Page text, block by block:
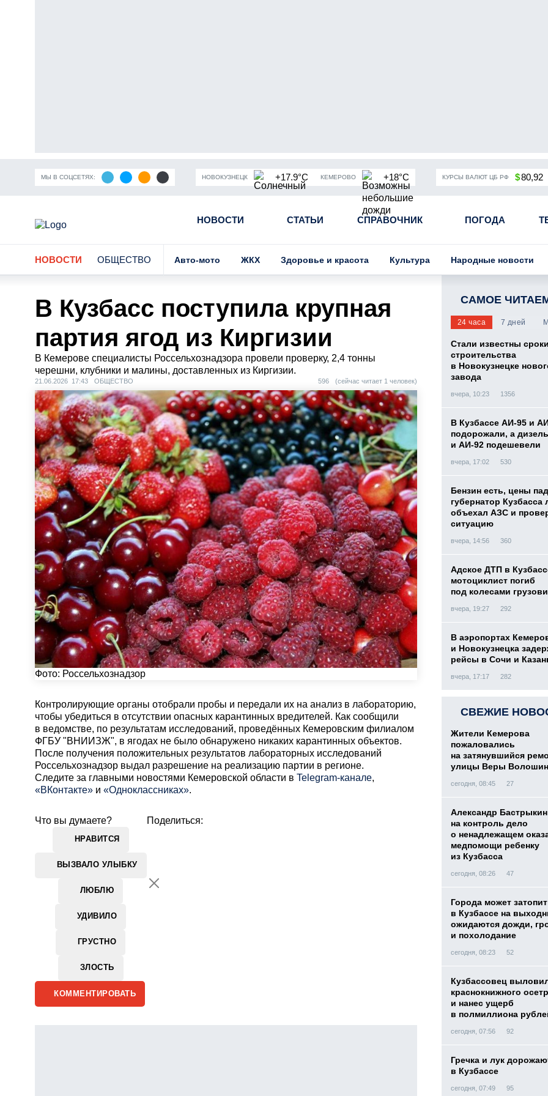
МЫ В СОЦСЕТЯХ: НОВОКУЗНЕЦК +17.9°C КЕМЕРОВО +18°C КУРСЫ ВАЛЮТ ЦБ РФ $80,92
НОВОСТИ СТАТЬИ СПРАВОЧНИК ПОГОДА
Кузбасса Пандемия коронавирусной инфекции Частичная мобилизация в России Угольная промышленность
НОВОСТИ ОБЩЕСТВО Авто-мото ЖКХ Здоровье и красота Культура Народные новости
В Кузбасс поступила крупная
партия ягод из Киргизии
В Кемерове специалисты Россельхознадзора провели проверку, 2,4 тонны
черешни, клубники и малины, доставленных из Киргизии.
21.06.2026 17:43 ОБЩЕСТВО 596 (сейчас читает 1 человек)
Фото: Россельхознадзор
Контролирующие органы отобрали пробы и передали их на анализ в лабораторию,
чтобы убедиться в отсутствии опасных карантинных вредителей. Как сообщили
в ведомстве, по результатам исследований, проведённых Кемеровским филиалом
ФГБУ "ВНИИЗЖ", в ягодах не было обнаружено никаких карантинных объектов.
После получения положительных результатов лабораторных исследований
Россельхознадзор выдал разрешение на реализацию партии в регионе.
Cледите за главными новостями Кемеровской области в Telegram-канале,
«ВКонтакте» и «Одноклассниках».
Что вы думаете?
НРАВИТСЯ
ВЫЗВАЛО УЛЫБКУ
ЛЮБЛЮ
УДИВИЛО
ГРУСТНО
ЗЛОСТЬ
Поделиться:
КОММЕНТИРОВАТЬ
САМОЕ
24 часа 7 дней
Стали известны
строительства
в Новокузнецке
завода
вчера, 10:23 1356
В Кузбассе АИ-95 и
подорожали, а дизель
и АИ-92 подешевели
вчера, 17:02 530
Бензин есть, цены
губернатор Кузбасса
объехал АЗС и
ситуацию
вчера, 14:56 360
Адское ДТП в
мотоциклист погиб
под колесами
вчера, 19:27 292
В аэропортах
и Новокузнецка
рейсы в Сочи и
вчера, 17:17 282
СВЕЖИЕ
Жители Кемерова
пожаловались
на затянувшийся
улицы Веры
сегодня, 08:45 27
Александр
на контроль дело
о ненадлежащем
медпомощи ребенку
из Кузбасса
сегодня, 08:26 47
Города может
в Кузбассе на
ожидаются дожди,
и похолодание
сегодня, 08:23 52
Кузбассовец
краснокнижного
и нанес ущерб
в полмиллиона
сегодня, 07:56 92
Гречка и лук
в Кузбассе
сегодня, 07:49 95